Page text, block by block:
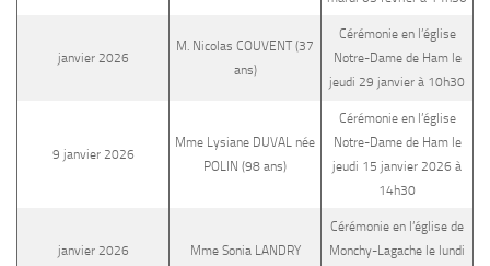
janvier 2026
M. Nicolas COUVENT (37
ans)
Cérémonie en l’église
Notre-Dame de Ham le
jeudi 29 janvier à 10h30
9 janvier 2026
Mme Lysiane DUVAL née
POLIN (98 ans)
Cérémonie en l’église
Notre-Dame de Ham le
jeudi 15 janvier 2026 à
14h30
janvier 2026 Mme Sonia LANDRY
Cérémonie en l’église de
Monchy-Lagache le lundi